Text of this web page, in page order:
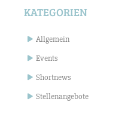
KATEGORIEN
Allgemein
Events
Shortnews
Stellenangebote